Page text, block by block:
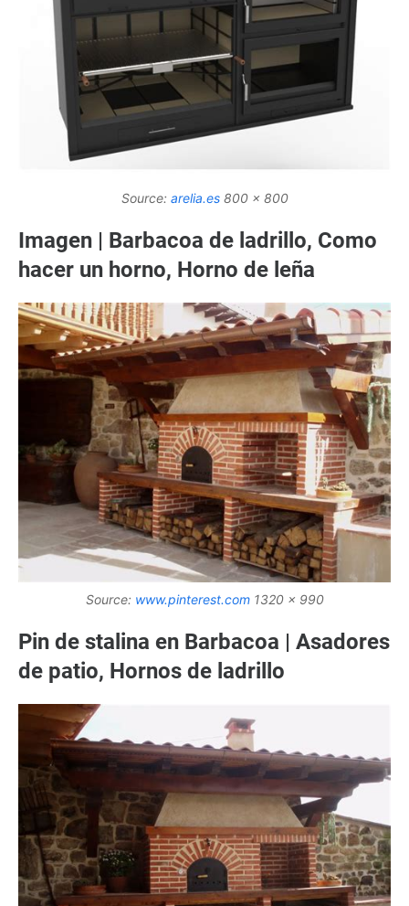
Source: arelia.es800 x 800
Imagen | Barbacoa de ladrillo, Como
hacer un horno, Horno de leña
Source: www.pinterest.com1320 x 990
Pin de stalina en Barbacoa | Asadores
de patio, Hornos de ladrillo